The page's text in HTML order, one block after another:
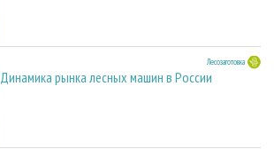
Лесозаготовка
Динамика рынка лесных машин в России